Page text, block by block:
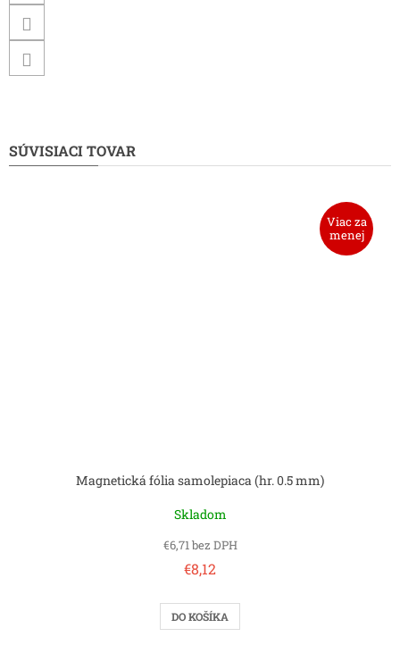
SÚVISIACI TOVAR
Viac za
menej
Magnetická fólia samolepiaca (hr. 0.5 mm)
Skladom
€6,71 bez DPH
€8,12
DO KOŠÍKA